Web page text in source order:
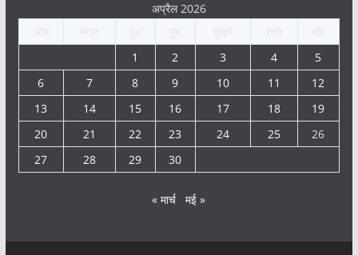
अप्रैल 2026
1
2 3 4
5
6
7 8 9 10 11
12
13
14 15 16 17 18
19
20
21 22 23 24 25
26
27
28 29 30
« मार्च मई »